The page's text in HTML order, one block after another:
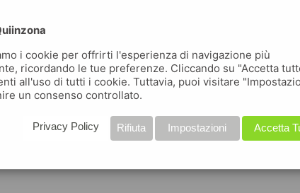
i cookie per offrirti l'esperienza di navigazione più
ricordando le tue preferenze. Cliccando su "Accetta
all'uso di tutti i cookie. Tuttavia, puoi visitare
un consenso controllato.
Accetta
Impostazioni
Rifiuta
Privacy Policy